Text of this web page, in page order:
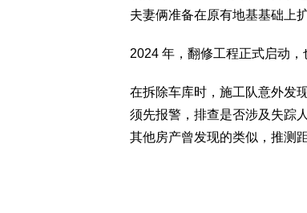
夫妻俩准备在原有地基基础上
2024 年，翻修工程正式启动，
在拆除车库时，施工队意外发
须先报警，排查是否涉及失踪
其他房产曾发现的类似，推测